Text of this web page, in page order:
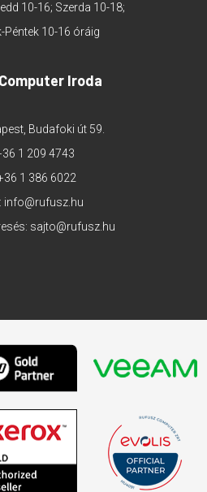
10-16; Szerda 10-18;
Péntek 10-16 óráig
Iroda
Budafoki út 59.
1 209 4743
1 386 6022
info@rufusz.hu
sajto@rufusz.hu